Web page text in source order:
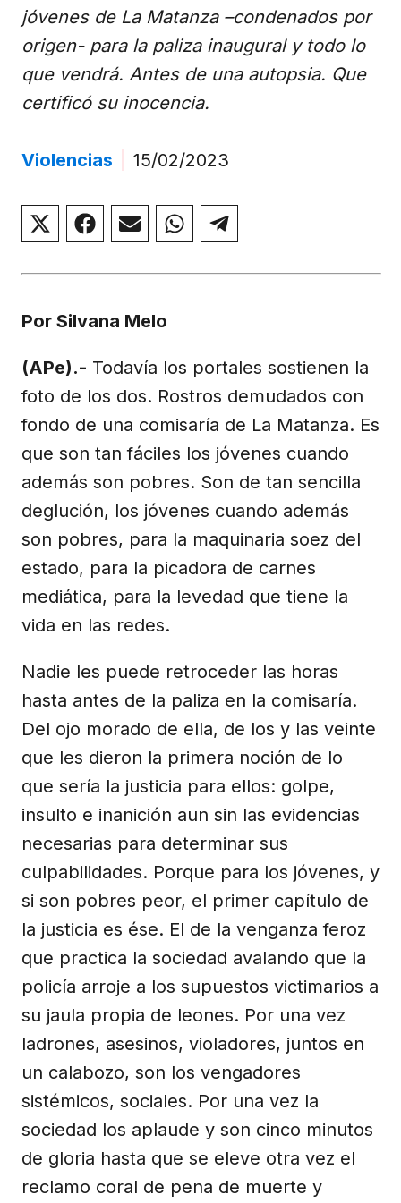
jóvenes de La Matanza –condenados por
origen- para la paliza inaugural y todo lo
que vendrá. Antes de una autopsia. Que
certificó su inocencia.
Violencias 15/02/2023
Compartir
en
(Twitter)
Compartir
en
Compartir
en
Compartir
en
Compartir
en
Por Silvana Melo
(APe).- Todavía los portales sostienen la
foto de los dos. Rostros demudados con
fondo de una comisaría de La Matanza. Es
que son tan fáciles los jóvenes cuando
además son pobres. Son de tan sencilla
deglución, los jóvenes cuando además
son pobres, para la maquinaria soez del
estado, para la picadora de carnes
mediática, para la levedad que tiene la
vida en las redes.
Nadie les puede retroceder las horas
hasta antes de la paliza en la comisaría.
Del ojo morado de ella, de los y las veinte
que les dieron la primera noción de lo
que sería la justicia para ellos: golpe,
insulto e inanición aun sin las evidencias
necesarias para determinar sus
culpabilidades. Porque para los jóvenes, y
si son pobres peor, el primer capítulo de
la justicia es ése. El de la venganza feroz
que practica la sociedad avalando que la
policía arroje a los supuestos victimarios a
su jaula propia de leones. Por una vez
ladrones, asesinos, violadores, juntos en
un calabozo, son los vengadores
sistémicos, sociales. Por una vez la
sociedad los aplaude y son cinco minutos
de gloria hasta que se eleve otra vez el
reclamo coral de pena de muerte y